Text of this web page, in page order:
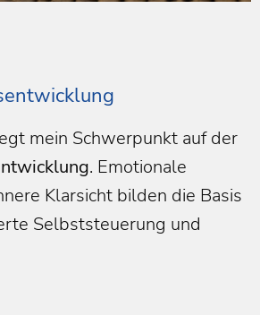
mein Schwerpunkt auf der
. Emotionale
Klarsicht bilden die Basis
Selbststeuerung und